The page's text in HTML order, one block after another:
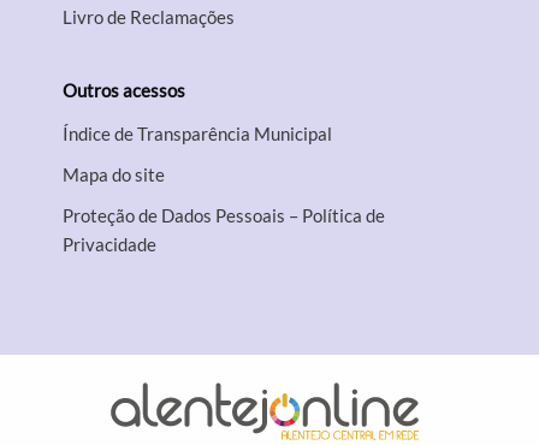
Livro de Reclamações
Outros acessos
Índice de Transparência Municipal
Mapa do site
Proteção de Dados Pessoais – Política de
Privacidade